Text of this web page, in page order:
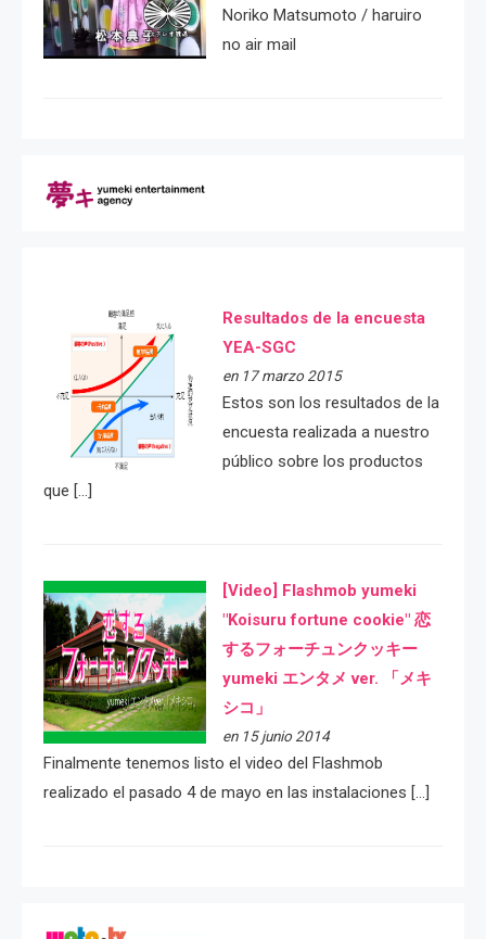
Noriko Matsumoto / haruiro
no air mail
Resultados de la encuesta
YEA-SGC
en 17 marzo 2015
Estos son los resultados de la
encuesta realizada a nuestro
público sobre los productos
que […]
[Video] Flashmob yumeki
"Koisuru fortune cookie" 恋
するフォーチュンクッキー
yumeki エンタメ ver. 「メキ
シコ」
en 15 junio 2014
Finalmente tenemos listo el video del Flashmob
realizado el pasado 4 de mayo en las instalaciones […]